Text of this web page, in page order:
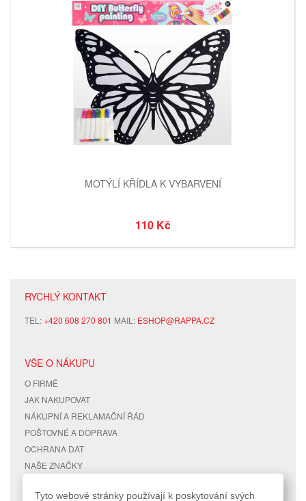
MOTÝLÍ KŘÍDLA K VYBARVENÍ
110 Kč
RYCHLÝ KONTAKT
TEL:+420 608 270 801 MAIL: ESHOP@RAPPA.CZ
VŠE O NÁKUPU
O FIRMĚ
JAK NAKUPOVAT
NÁKUPNÍ A REKLAMAČNÍ ŘÁD
POŠTOVNÉ A DOPRAVA
OCHRANA DAT
NAŠE ZNAČKY
Tyto webové stránky používají k poskytování svých